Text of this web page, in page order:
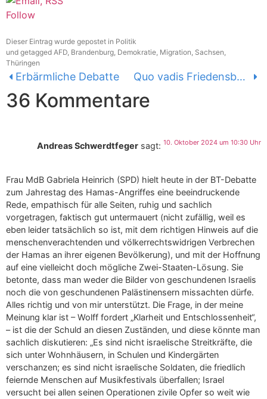
Follow
Dieser Eintrag wurde gepostet in Politik
und getagged AFD, Brandenburg, Demokratie, Migration, Sachsen,
Thüringen
Erbärmliche Debatte Quo vadis Friedensbewegung?
36 Kommentare
Andreas Schwerdtfeger sagt: 10. Oktober 2024 um 10:30 Uhr
Frau MdB Gabriela Heinrich (SPD) hielt heute in der BT-Debatte
zum Jahrestag des Hamas-Angriffes eine beeindruckende
Rede, empathisch für alle Seiten, ruhig und sachlich
vorgetragen, faktisch gut untermauert (nicht zufällig, weil es
eben leider tatsächlich so ist, mit dem richtigen Hinweis auf die
menschenverachtenden und völkerrechtswidrigen Verbrechen
der Hamas an ihrer eigenen Bevölkerung), und mit der Hoffnung
auf eine vielleicht doch mögliche Zwei-Staaten-Lösung. Sie
betonte, dass man weder die Bilder von geschundenen Israelis
noch die von geschundenen Palästinensern missachten dürfe.
Alles richtig und von mir unterstützt. Die Frage, in der meine
Meinung klar ist – Wolff fordert „Klarheit und Entschlossenheit“,
– ist die der Schuld an diesen Zuständen, und diese könnte man
sachlich diskutieren: „Es sind nicht israelische Streitkräfte, die
sich unter Wohnhäusern, in Schulen und Kindergärten
verschanzen; es sind nicht israelische Soldaten, die friedlich
feiernde Menschen auf Musikfestivals überfallen; Israel
versucht bei allen seinen Operationen zivile Opfer so weit wie